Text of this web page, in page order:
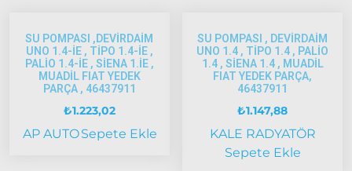
2002
Palio
2002-
2005
Palio
2005
SU POMPASI ,DEVİRDAİM
UNO 1.4-İE , TİPO 1.4-İE ,
PALİO 1.4-İE , SİENA 1.İE ,
MUADİL FIAT YEDEK
PARÇA , 46437911
₺1.223,02
AP AUTOSepete Ekle
SU POMPASI , DEVİRDAİM
UNO 1.4 , TİPO 1.4 , PALİO
1.4 , SİENA 1.4 , MUADİL
FIAT YEDEK PARÇA,
46437911
₺1.147,88
KALE RADYATÖR
Sepete Ekle